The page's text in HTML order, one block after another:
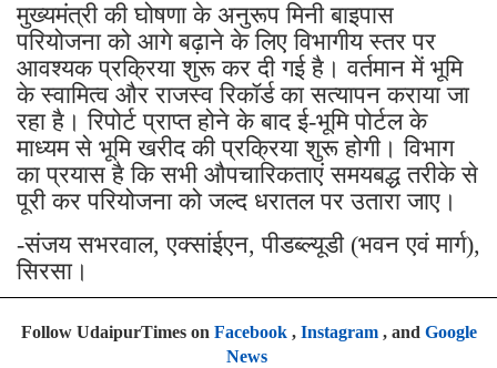
मुख्यमंत्री की घोषणा के अनुरूप मिनी बाइपास
परियोजना को आगे बढ़ाने के लिए विभागीय स्तर पर
आवश्यक प्रक्रिया शुरू कर दी गई है। वर्तमान में भूमि
के स्वामित्व और राजस्व रिकॉर्ड का सत्यापन कराया जा
रहा है। रिपोर्ट प्राप्त होने के बाद ई-भूमि पोर्टल के
माध्यम से भूमि खरीद की प्रक्रिया शुरू होगी। विभाग
का प्रयास है कि सभी औपचारिकताएं समयबद्ध तरीके से
पूरी कर परियोजना को जल्द धरातल पर उतारा जाए।
-संजय सभरवाल, एक्सांईएन, पीडब्ल्यूडी (भवन एवं मार्ग),
सिरसा।
Follow UdaipurTimes on Facebook, Instagram, and Google
News